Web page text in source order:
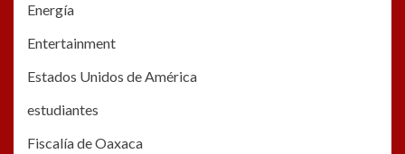
Energía
Entertainment
Estados Unidos de América
estudiantes
Fiscalía de Oaxaca